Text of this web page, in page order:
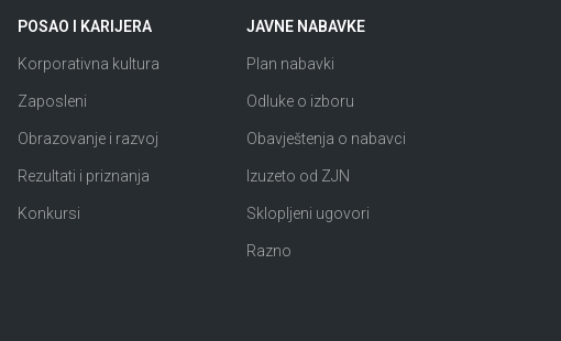
POSAO I KARIJERA
Korporativna kultura
Zaposleni
Obrazovanje i razvoj
Rezultati i priznanja
Konkursi
JAVNE NABAVKE
Plan nabavki
Odluke o izboru
Obavještenja o nabavci
Izuzeto od ZJN
Sklopljeni ugovori
Razno